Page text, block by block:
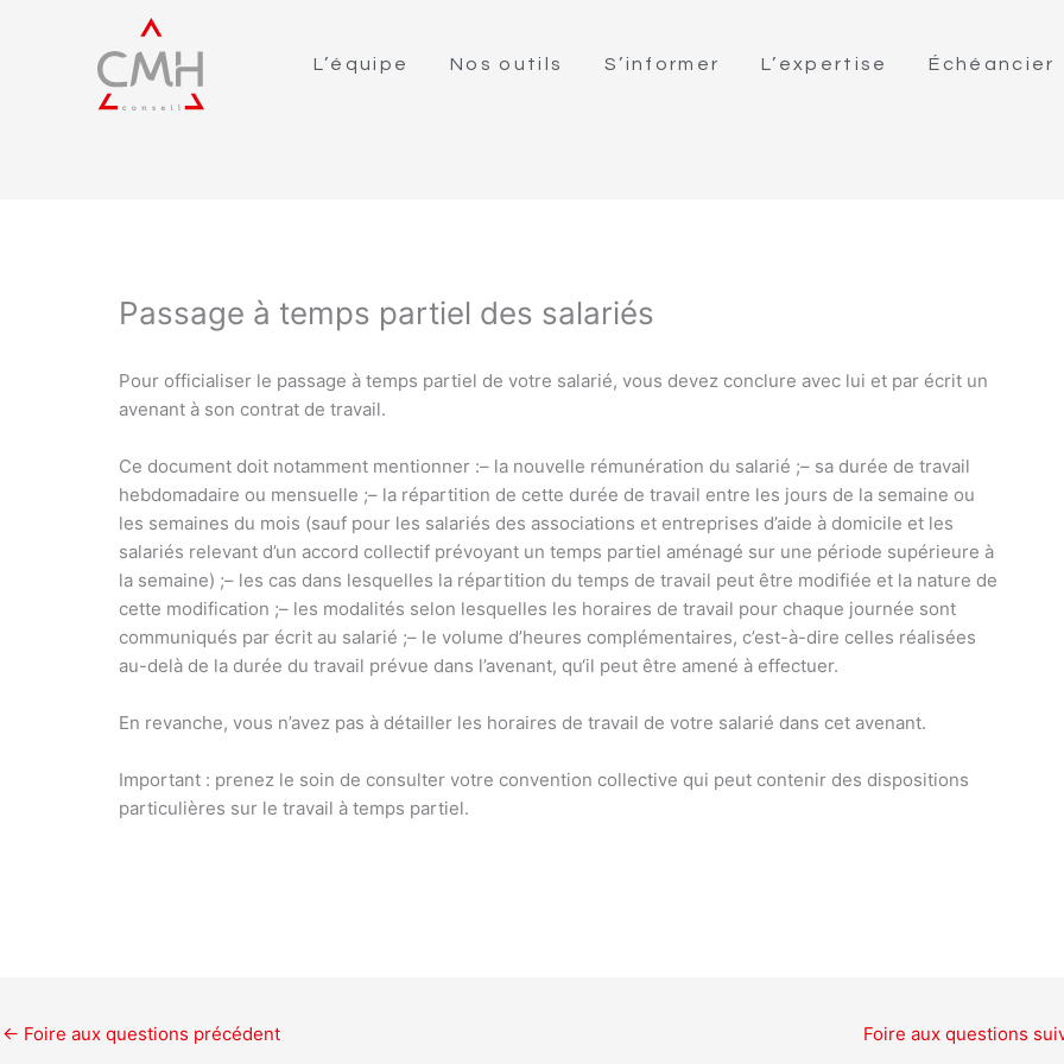
L’équipe Nos outils S’informer L’expertise Échéancier
Passage à temps partiel des salariés
Pour officialiser le passage à temps partiel de votre salarié, vous devez conclure avec lui et par écrit un
avenant à son contrat de travail.
Ce document doit notamment mentionner :– la nouvelle rémunération du salarié ;– sa durée de travail
hebdomadaire ou mensuelle ;– la répartition de cette durée de travail entre les jours de la semaine ou
les semaines du mois (sauf pour les salariés des associations et entreprises d’aide à domicile et les
salariés relevant d’un accord collectif prévoyant un temps partiel aménagé sur une période supérieure à
la semaine) ;– les cas dans lesquelles la répartition du temps de travail peut être modifiée et la nature de
cette modification ;– les modalités selon lesquelles les horaires de travail pour chaque journée sont
communiqués par écrit au salarié ;– le volume d’heures complémentaires, c’est-à-dire celles réalisées
au-delà de la durée du travail prévue dans l’avenant, qu‘il peut être amené à effectuer.
En revanche, vous n’avez pas à détailler les horaires de travail de votre salarié dans cet avenant.
Important : prenez le soin de consulter votre convention collective qui peut contenir des dispositions
particulières sur le travail à temps partiel.
← Foire aux questions précédent Foire aux questions